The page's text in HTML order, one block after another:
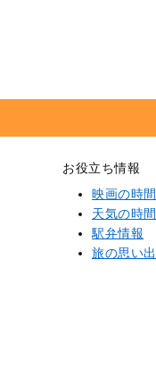
お役立ち情報
映画の時間
天気の時間
駅弁情報
旅の思い出